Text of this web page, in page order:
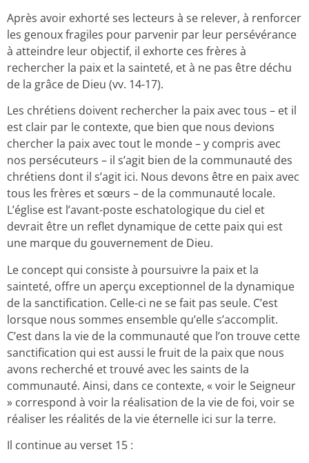
Après avoir exhorté ses lecteurs à se relever, à renforcer
les genoux fragiles pour parvenir par leur persévérance
à atteindre leur objectif, il exhorte ces frères à
rechercher la paix et la sainteté, et à ne pas être déchu
de la grâce de Dieu (vv. 14-17).
Les chrétiens doivent rechercher la paix avec tous – et il
est clair par le contexte, que bien que nous devions
chercher la paix avec tout le monde – y compris avec
nos persécuteurs – il s’agit bien de la communauté des
chrétiens dont il s’agit ici. Nous devons être en paix avec
tous les frères et sœurs – de la communauté locale.
L’église est l’avant-poste eschatologique du ciel et
devrait être un reflet dynamique de cette paix qui est
une marque du gouvernement de Dieu.
Le concept qui consiste à poursuivre la paix et la
sainteté, offre un aperçu exceptionnel de la dynamique
de la sanctification. Celle-ci ne se fait pas seule. C’est
lorsque nous sommes ensemble qu’elle s’accomplit.
C’est dans la vie de la communauté que l’on trouve cette
sanctification qui est aussi le fruit de la paix que nous
avons recherché et trouvé avec les saints de la
communauté. Ainsi, dans ce contexte, « voir le Seigneur
» correspond à voir la réalisation de la vie de foi, voir se
réaliser les réalités de la vie éternelle ici sur la terre.
Il continue au verset 15 :